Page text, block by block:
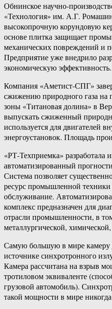
Обнинское научно-
«Технология» им. А.Г.
высокопрочную корундовую
основе плитка защищает
механических повреждений и
Предприятие уже внедрило
экономическую эффективность.
Компания «Аметист-СПГ»
сжижению природного газа на
зоны «Титановая долина» в
выпускать сжиженный
используется для двигателей
энергоустановок. Площадь
«РТ-Техприемка» разработала
автоматизированный
Система позволяет
ресурс промышленной техники
обслуживание.
комплекс предназначен для
отрасли промышленности, в
металлургической,
Самую большую в мире камеру
источнике синхротронного
Камера рассчитана на взрыв
тротиловом эквиваленте
грузовой автомобиль).
такой мощности в мире